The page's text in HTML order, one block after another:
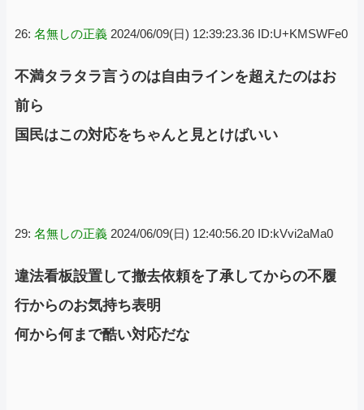
26: 名無しの正義 2024/06/09(日) 12:39:23.36 ID:U+KMSWFe0
不満タラタラ言うのは自由ラインを超えたのはお
前ら
国民はこの対応をちゃんと見とけばいい
29: 名無しの正義 2024/06/09(日) 12:40:56.20 ID:kVvi2aMa0
違法看板設置して撤去依頼を了承してからの不履
行からのお気持ち表明
何から何まで酷い対応だな